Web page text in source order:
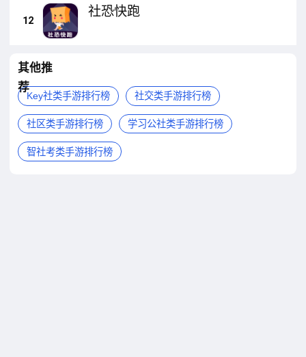
12
社恐快跑
其他推
荐
Key社类手游排行榜 社交类手游排行榜
社区类手游排行榜 学习公社类手游排行榜
智社考类手游排行榜